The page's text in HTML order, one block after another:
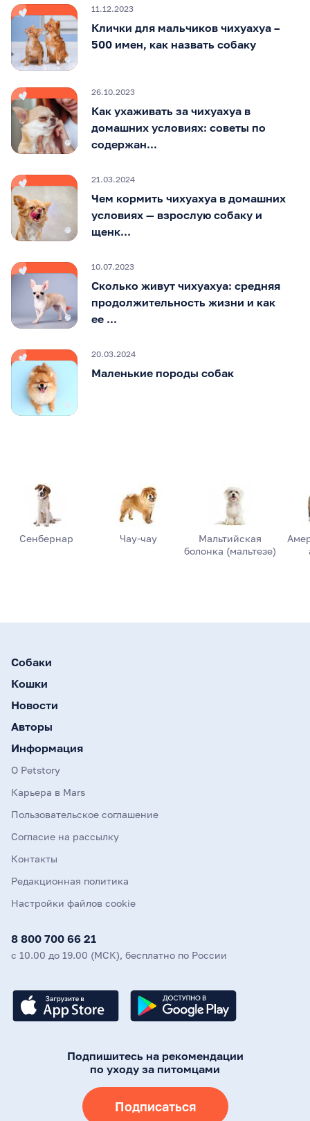
11.12.2023
Клички для мальчиков чихуахуа –
500 имен, как назвать собаку
26.10.2023
Как ухаживать за чихуахуа в
домашних условиях: советы по
содержан...
21.03.2024
Чем кормить чихуахуа в домашних
условиях — взрослую собаку и
щенк...
10.07.2023
Сколько живут чихуахуа: средняя
продолжительность жизни и как
ее ...
20.03.2024
Маленькие породы собак
Сенбернар Чау-чау
Мальтийская
болонка (мальтезе)
Собаки
Кошки
Новости
Авторы
Информация
О Petstory
Карьера в Mars
Пользовательское соглашение
Согласие на рассылку
Контакты
Редакционная политика
Настройки файлов cookie
8 800 700 66 21
с 10.00 до 19.00 (МСК), бесплатно по России
Подпишитесь на рекомендации
по уходу за питомцами
Подписаться